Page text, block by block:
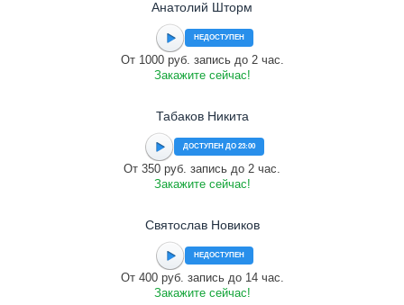
Анатолий Шторм
НЕДОСТУПЕН
От 1000 руб. запись до 2 час.
Закажите сейчас!
Табаков Никита
ДОСТУПЕН ДО 23:00
От 350 руб. запись до 2 час.
Закажите сейчас!
Святослав Новиков
НЕДОСТУПЕН
От 400 руб. запись до 14 час.
Закажите сейчас!